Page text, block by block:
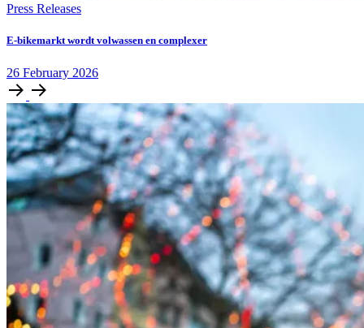
Press Releases
E‑bikemarkt wordt volwassen en complexer
26 February 2026